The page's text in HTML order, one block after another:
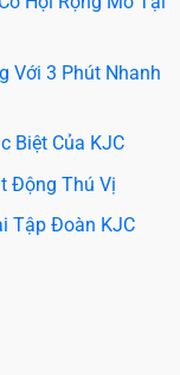
Với 3 Phút Nhanh
Biệt Của KJC
Động Thú Vị
Tập Đoàn KJC